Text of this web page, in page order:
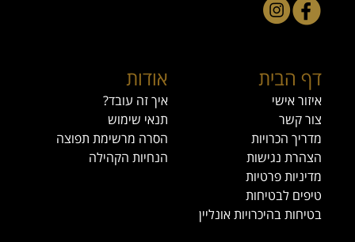
דף הבית
איזור אישי
צור קשר
מדריך הכרויות
הצהרת נגישות
מדיניות פרטיות
טיפים לבטיחות
בטיחות בהיכרויות אונליין
אודות
איך זה עובד?
תנאי שימוש
הסרה מרשימת תפוצה
הנחיות הקהילה